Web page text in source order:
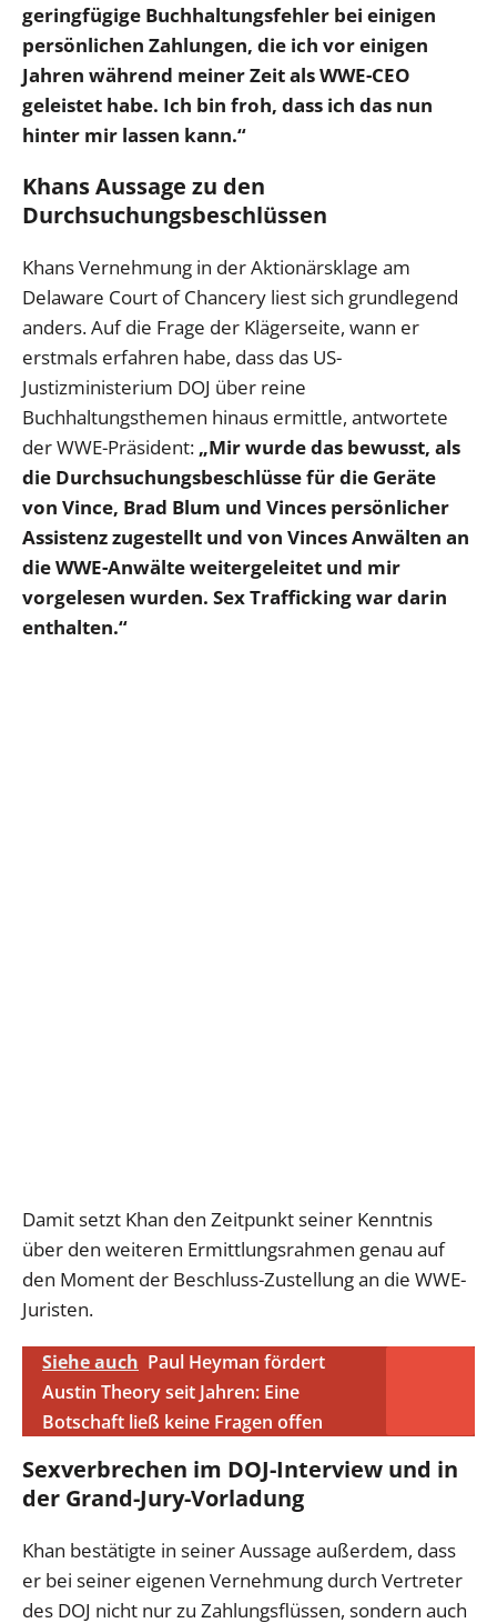
geringfügige Buchhaltungsfehler bei einigen
persönlichen Zahlungen, die ich vor einigen
Jahren während meiner Zeit als WWE-CEO
geleistet habe. Ich bin froh, dass ich das nun
hinter mir lassen kann.“
Khans Aussage zu den
Durchsuchungsbeschlüssen
Khans Vernehmung in der Aktionärsklage am
Delaware Court of Chancery liest sich grundlegend
anders. Auf die Frage der Klägerseite, wann er
erstmals erfahren habe, dass das US-
Justizministerium DOJ über reine
Buchhaltungsthemen hinaus ermittle, antwortete
der WWE-Präsident: „Mir wurde das bewusst, als
die Durchsuchungsbeschlüsse für die Geräte
von Vince, Brad Blum und Vinces persönlicher
Assistenz zugestellt und von Vinces Anwälten an
die WWE-Anwälte weitergeleitet und mir
vorgelesen wurden. Sex Trafficking war darin
enthalten.“
Damit setzt Khan den Zeitpunkt seiner Kenntnis
über den weiteren Ermittlungsrahmen genau auf
den Moment der Beschluss-Zustellung an die WWE-
Juristen.
Siehe auch Paul Heyman fördert
Austin Theory seit Jahren: Eine
Botschaft ließ keine Fragen offen
Sexverbrechen im DOJ-Interview und in
der Grand-Jury-Vorladung
Khan bestätigte in seiner Aussage außerdem, dass
er bei seiner eigenen Vernehmung durch Vertreter
des DOJ nicht nur zu Zahlungsflüssen, sondern auch